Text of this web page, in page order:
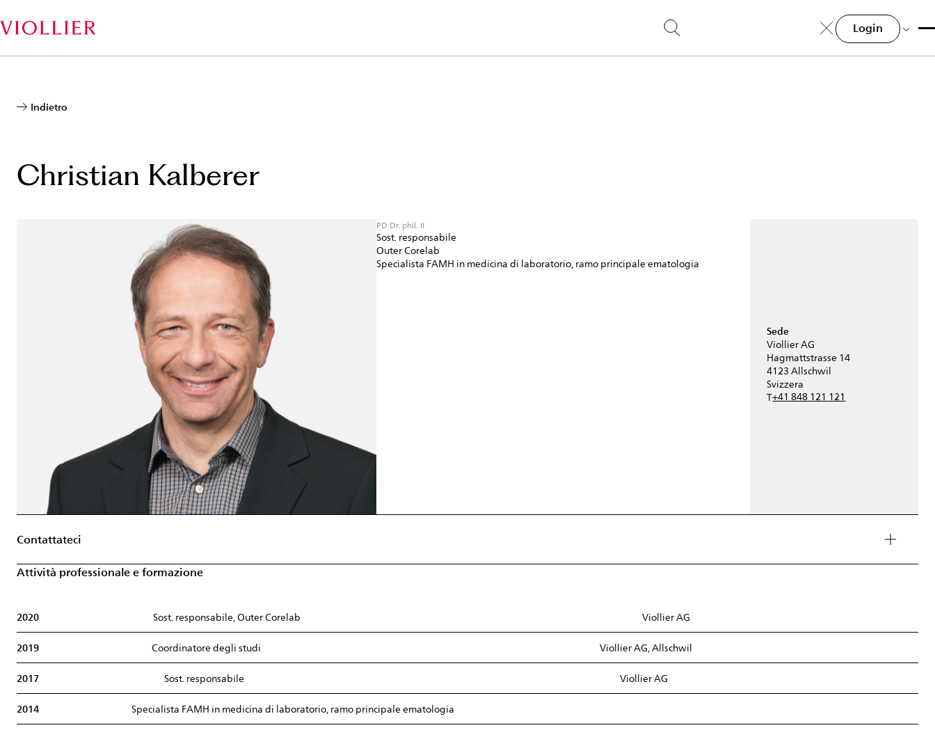
al
contenuto
Login
Indietro
Christian Kalberer
PD Dr. phil. II
Sost. responsabile
Outer Corelab
Specialista FAMH in medicina di laboratorio, ramo principale ematologia
Sede
Viollier AG
Hagmattstrasse 14
4123 Allschwil
Svizzera
T+41 848 121 121
Contattateci
Attività professionale e formazione
2020 Sost. responsabile, Outer Corelab Viollier AG
2019 Coordinatore degli studi Viollier AG, Allschwil
2017 Sost. responsabile Viollier AG
2014 Specialista FAMH in medicina di laboratorio, ramo principale ematologia